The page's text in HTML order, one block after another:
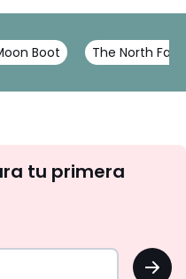
Boot The North Face
tu primera
OK